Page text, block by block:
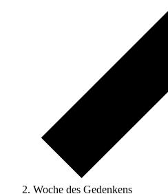
Woche des Gedenkens